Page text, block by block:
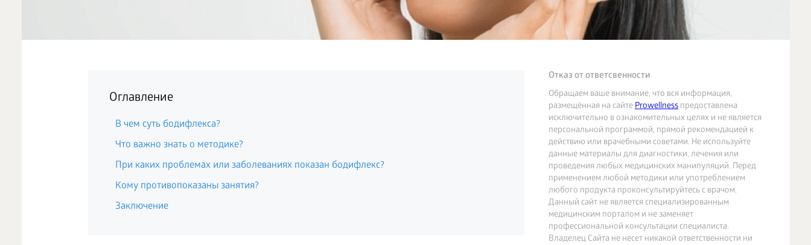
Отказ от ответсвенности
Обращаем ваше внимание, что вся информация,
размещённая на сайтеProwellnessпредоставлена
исключительно в ознакомительных целях и не является
персональной программой, прямой рекомендацией к
действию или врачебными советами. Не используйте
данные материалы для диагностики, лечения или
проведения любых медицинских манипуляций. Перед
применением любой методики или употреблением
любого продукта проконсультируйтесь с врачом.
Данный сайт не является специализированным
медицинским порталом и не заменяет
профессиональной консультации специалиста.
Владелец Сайта не несет никакой ответственности ни
Оглавление
В чем суть бодифлекса?
Что важно знать о методике?
При каких проблемах или заболеваниях показан бодифлекс?
Кому противопоказаны занятия?
Заключение